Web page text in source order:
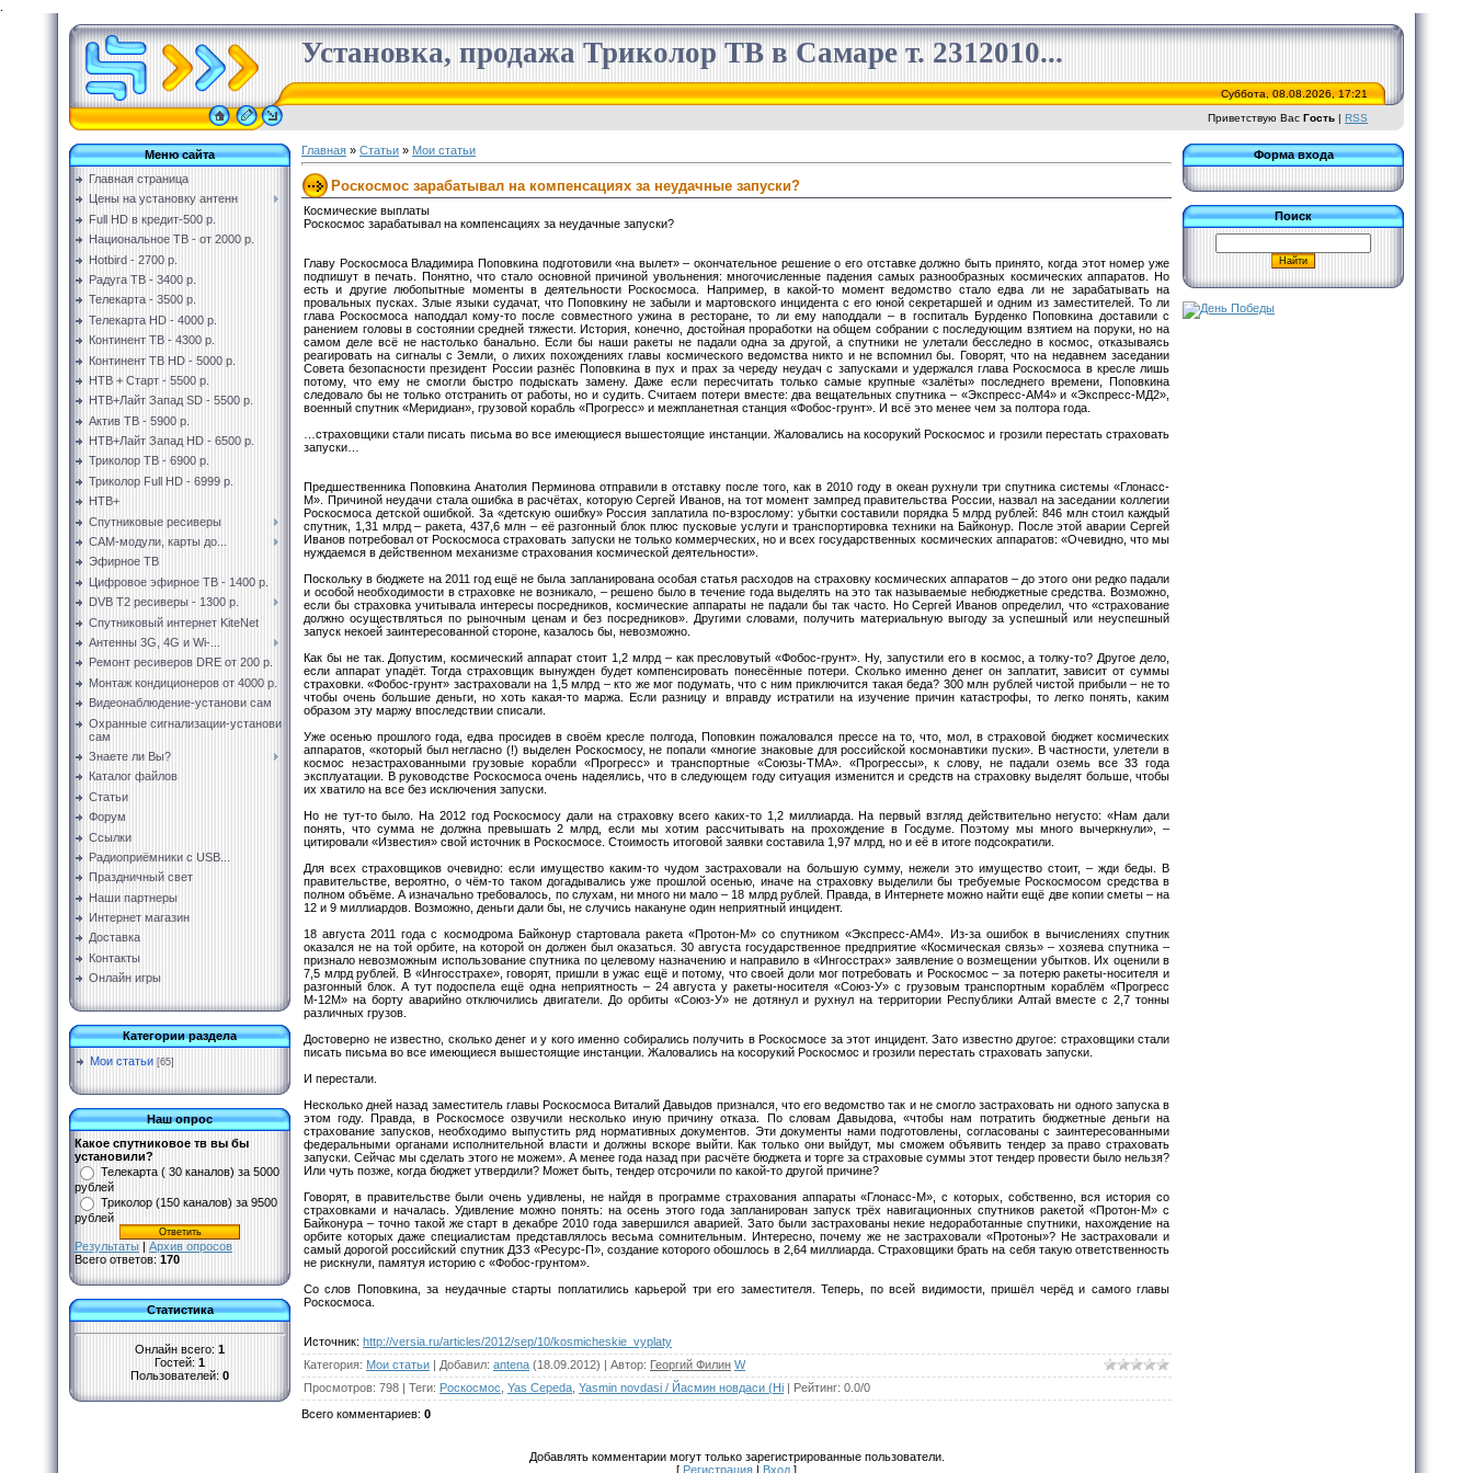
Установка, продажа Триколор ТВ в Самаре т. 2312010...
Суббота, 08.08.2026, 17:21
Приветствую Вас Гость | RSS
Меню сайта
Главная страница
Цены на установку антенн
Full HD в кредит-500 р.
Национальное ТВ - от 2000 р.
Hotbird - 2700 р.
Радуга ТВ - 3400 р.
Телекарта - 3500 р.
Телекарта HD - 4000 р.
Континент ТВ - 4300 р.
Континент ТВ HD - 5000 р.
НТВ + Старт - 5500 р.
НТВ+Лайт Запад SD - 5500 р.
Актив ТВ - 5900 р.
НТВ+Лайт Запад HD - 6500 р.
Триколор ТВ - 6900 р.
Триколор Full HD - 6999 р.
НТВ+
Спутниковые ресиверы
CAM-модули, карты до...
Эфирное ТВ
Цифровое эфирное ТВ - 1400 р.
DVB T2 ресиверы - 1300 р.
Спутниковый интернет KiteNet
Антенны 3G, 4G и Wi-...
Ремонт ресиверов DRE от 200 р.
Монтаж кондиционеров от 4000 р.
Видеонаблюдение-установи сам
Охранные сигнализации-установи
сам
Знаете ли Вы?
Каталог файлов
Статьи
Форум
Ссылки
Радиоприёмники с USB...
Праздничный свет
Наши партнеры
Интернет магазин
Доставка
Контакты
Онлайн игры
Категории раздела
Мои статьи [65]
Наш опрос
Какое спутниковое тв вы бы
установили?
Телекарта ( 30 каналов) за 5000
рублей
Триколор (150 каналов) за 9500
рублей
Результаты | Архив опросов
Всего ответов: 170
Статистика
Онлайн всего: 1
Гостей: 1
Пользователей: 0
Главная » Статьи » Мои статьи
Роскосмос зарабатывал на компенсациях за неудачные запуски?
Космические выплаты
Роскосмос зарабатывал на компенсациях за неудачные запуски?
Главу Роскосмоса Владимира Поповкина подготовили «на вылет» – окончательное решение о его отставке должно быть принято, когда этот номер уже
подпишут в печать. Понятно, что стало основной причиной увольнения: многочисленные падения самых разнообразных космических аппаратов. Но
есть и другие любопытные моменты в деятельности Роскосмоса. Например, в какой-то момент ведомство стало едва ли не зарабатывать на
провальных пусках. Злые языки судачат, что Поповкину не забыли и мартовского инцидента с его юной секретаршей и одним из заместителей. То ли
глава Роскосмоса наподдал кому-то после совместного ужина в ресторане, то ли ему наподдали – в госпиталь Бурденко Поповкина доставили с
ранением головы в состоянии средней тяжести. История, конечно, достойная проработки на общем собрании с последующим взятием на поруки, но на
самом деле всё не настолько банально. Если бы наши ракеты не падали одна за другой, а спутники не улетали бесследно в космос, отказываясь
реагировать на сигналы с Земли, о лихих похождениях главы космического ведомства никто и не вспомнил бы. Говорят, что на недавнем заседании
Совета безопасности президент России разнёс Поповкина в пух и прах за череду неудач с запусками и удержался глава Роскосмоса в кресле лишь
потому, что ему не смогли быстро подыскать замену. Даже если пересчитать только самые крупные «залёты» последнего времени, Поповкина
следовало бы не только отстранить от работы, но и судить. Считаем потери вместе: два вещательных спутника – «Экспресс-АМ4» и «Экспресс-МД2»,
военный спутник «Меридиан», грузовой корабль «Прогресс» и межпланетная станция «Фобос-грунт». И всё это менее чем за полтора года.
…страховщики стали писать письма во все имеющиеся вышестоящие инстанции. Жаловались на косорукий Роскосмос и грозили перестать страховать
запуски…
Предшественника Поповкина Анатолия Перминова отправили в отставку после того, как в 2010 году в океан рухнули три спутника системы «Глонасс-
М». Причиной неудачи стала ошибка в расчётах, которую Сергей Иванов, на тот момент зампред правительства России, назвал на заседании коллегии
Роскосмоса детской ошибкой. За «детскую ошибку» Россия заплатила по-взрослому: убытки составили порядка 5 млрд рублей: 846 млн стоил каждый
спутник, 1,31 млрд – ракета, 437,6 млн – её разгонный блок плюс пусковые услуги и транспортировка техники на Байконур. После этой аварии Сергей
Иванов потребовал от Роскосмоса страховать запуски не только коммерческих, но и всех государственных космических аппаратов: «Очевидно, что мы
нуждаемся в действенном механизме страхования космической деятельности».
Поскольку в бюджете на 2011 год ещё не была запланирована особая статья расходов на страховку космических аппаратов – до этого они редко падали
и особой необходимости в страховке не возникало, – решено было в течение года выделять на это так называемые небюджетные средства. Возможно,
если бы страховка учитывала интересы посредников, космические аппараты не падали бы так часто. Но Сергей Иванов определил, что «страхование
должно осуществляться по рыночным ценам и без посредников». Другими словами, получить материальную выгоду за успешный или неуспешный
запуск некоей заинтересованной стороне, казалось бы, невозможно.
Как бы не так. Допустим, космический аппарат стоит 1,2 млрд – как пресловутый «Фобос-грунт». Ну, запустили его в космос, а толку-то? Другое дело,
если аппарат упадёт. Тогда страховщик вынужден будет компенсировать понесённые потери. Сколько именно денег он заплатит, зависит от суммы
страховки. «Фобос-грунт» застраховали на 1,5 млрд – кто же мог подумать, что с ним приключится такая беда? 300 млн рублей чистой прибыли – не то
чтобы очень большие деньги, но хоть какая-то маржа. Если разницу и вправду истратили на изучение причин катастрофы, то легко понять, каким
образом эту маржу впоследствии списали.
Уже осенью прошлого года, едва просидев в своём кресле полгода, Поповкин пожаловался прессе на то, что, мол, в страховой бюджет космических
аппаратов, «который был негласно (!) выделен Роскосмосу, не попали «многие знаковые для российской космонавтики пуски». В частности, улетели в
космос незастрахованными грузовые корабли «Прогресс» и транспортные «Союзы-ТМА». «Прогрессы», к слову, не падали оземь все 33 года
эксплуатации. В руководстве Роскосмоса очень надеялись, что в следующем году ситуация изменится и средств на страховку выделят больше, чтобы
их хватило на все без исключения запуски.
Но не тут-то было. На 2012 год Роскосмосу дали на страховку всего каких-то 1,2 миллиарда. На первый взгляд действительно негусто: «Нам дали
понять, что сумма не должна превышать 2 млрд, если мы хотим рассчитывать на прохождение в Госдуме. Поэтому мы много вычеркнули», –
цитировали «Известия» свой источник в Роскосмосе. Стоимость итоговой заявки составила 1,97 млрд, но и её в итоге подсократили.
Для всех страховщиков очевидно: если имущество каким-то чудом застраховали на большую сумму, нежели это имущество стоит, – жди беды. В
правительстве, вероятно, о чём-то таком догадывались уже прошлой осенью, иначе на страховку выделили бы требуемые Роскосмосом средства в
полном объёме. А изначально требовалось, по слухам, ни много ни мало – 18 млрд рублей. Правда, в Интернете можно найти ещё две копии сметы – на
12 и 9 миллиардов. Возможно, деньги дали бы, не случись накануне один неприятный инцидент.
18 августа 2011 года с космодрома Байконур стартовала ракета «Протон-М» со спутником «Экспресс-АМ4». Из-за ошибок в вычислениях спутник
оказался не на той орбите, на которой он должен был оказаться. 30 августа государственное предприятие «Космическая связь» – хозяева спутника –
признало невозможным использование спутника по целевому назначению и направило в «Ингосстрах» заявление о возмещении убытков. Их оценили в
7,5 млрд рублей. В «Ингосстрахе», говорят, пришли в ужас ещё и потому, что своей доли мог потребовать и Роскосмос – за потерю ракеты-носителя и
разгонный блок. А тут подоспела ещё одна неприятность – 24 августа у ракеты-носителя «Союз-У» с грузовым транспортным кораблём «Прогресс
М-12М» на борту аварийно отключились двигатели. До орбиты «Союз-У» не дотянул и рухнул на территории Республики Алтай вместе с 2,7 тонны
различных грузов.
Достоверно не известно, сколько денег и у кого именно собирались получить в Роскосмосе за этот инцидент. Зато известно другое: страховщики стали
писать письма во все имеющиеся вышестоящие инстанции. Жаловались на косорукий Роскосмос и грозили перестать страховать запуски.
И перестали.
Несколько дней назад заместитель главы Роскосмоса Виталий Давыдов признался, что его ведомство так и не смогло застраховать ни одного запуска в
этом году. Правда, в Роскосмосе озвучили несколько иную причину отказа. По словам Давыдова, «чтобы нам потратить бюджетные деньги на
страхование запусков, необходимо выпустить ряд нормативных документов. Эти документы нами подготовлены, согласованы с заинтересованными
федеральными органами исполнительной власти и должны вскоре выйти. Как только они выйдут, мы сможем объявить тендер за право страховать
запуски. Сейчас мы сделать этого не можем». А менее года назад при расчёте бюджета и торге за страховые суммы этот тендер провести было нельзя?
Или чуть позже, когда бюджет утвердили? Может быть, тендер отсрочили по какой-то другой причине?
Говорят, в правительстве были очень удивлены, не найдя в программе страхования аппараты «Глонасс-М», с которых, собственно, вся история со
страховками и началась. Удивление можно понять: на осень этого года запланирован запуск трёх навигационных спутников ракетой «Протон-М» с
Байконура – точно такой же старт в декабре 2010 года завершился аварией. Зато были застрахованы некие недоработанные спутники, нахождение на
орбите которых даже специалистам представлялось весьма сомнительным. Интересно, почему же не застраховали «Протоны»? Не застраховали и
самый дорогой российский спутник ДЗЗ «Ресурс-П», создание которого обошлось в 2,64 миллиарда. Страховщики брать на себя такую ответственность
не рискнули, памятуя историю с «Фобос-грунтом».
Со слов Поповкина, за неудачные старты поплатились карьерой три его заместителя. Теперь, по всей видимости, пришёл черёд и самого главы
Роскосмоса.
Источник: http://versia.ru/articles/2012/sep/10/kosmicheskie_vyplaty
Категория: Мои статьи | Добавил: antena (18.09.2012) | Автор: Георгий Филин W
Просмотров: 798 | Теги: Роскосмос Yas Cepeda Yasmin novdasi / Йасмин новдаси (Hi | Рейтинг: 0.0/0
Всего комментариев: 0
Добавлять комментарии могут только зарегистрированные пользователи.
[ Регистрация | Вход ]
Форма входа
Поиск